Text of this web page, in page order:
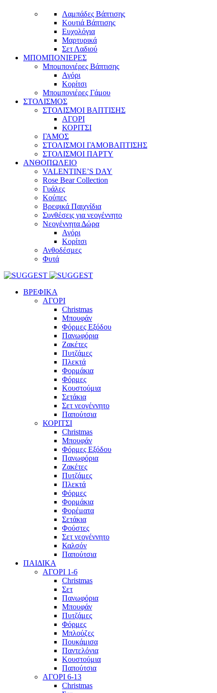
Λαμπάδες Βάπτισης
Κουτιά Βάπτισης
Ευχολόγια
Μαρτυρικά
Σετ Λαδιού
ΜΠΟΜΠΟΝΙΕΡΕΣ
Μπομπονιέρες Βάπτισης
Αγόρι
Κορίτσι
Μπομπονιέρες Γάμου
ΣΤΟΛΙΣΜΟΣ
ΣΤΟΛΙΣΜΟΙ ΒΑΠΤΙΣΗΣ
ΑΓΟΡΙ
ΚΟΡΙΤΣΙ
ΓΑΜΟΣ
ΣΤΟΛΙΣΜΟΙ ΓΑΜΟΒΑΠΤΙΣΗΣ
ΣΤΟΛΙΣΜΟΙ ΠΑΡΤΥ
ΑΝΘΟΠΩΛΕΙΟ
VALENTINE’S DAY
Rose Bear Collection
Γυάλες
Κούπες
Βρεφικά Παιχνίδια
Συνθέσεις για νεογέννητο
Νεογέννητα Δώρα
Αγόρι
Κορίτσι
Ανθοδέσμες
Φυτά
ΒΡΕΦΙΚΑ
ΑΓΟΡΙ
Christmas
Μπουφάν
Φόρμες Εξόδου
Πανωφόρια
Ζακέτες
Πυτζάμες
Πλεκτά
Φορμάκια
Φόρμες
Κουστούμια
Σετάκια
Σετ νεογέννητο
Παπούτσια
ΚΟΡΙΤΣΙ
Christmas
Μπουφάν
Φόρμες Εξόδου
Πανωφόρια
Ζακέτες
Πυτζάμες
Πλεκτά
Φόρμες
Φορμάκια
Φορέματα
Σετάκια
Φούστες
Σετ νεογέννητο
Καλσόν
Παπούτσια
ΠΑΙΔΙΚΑ
ΑΓΟΡΙ 1-6
Christmas
Σετ
Πανωφόρια
Μπουφάν
Πυτζάμες
Φόρμες
Μπλούζες
Πουκάμισα
Παντελόνια
Κουστούμια
Παπούτσια
ΑΓΟΡΙ 6-13
Christmas